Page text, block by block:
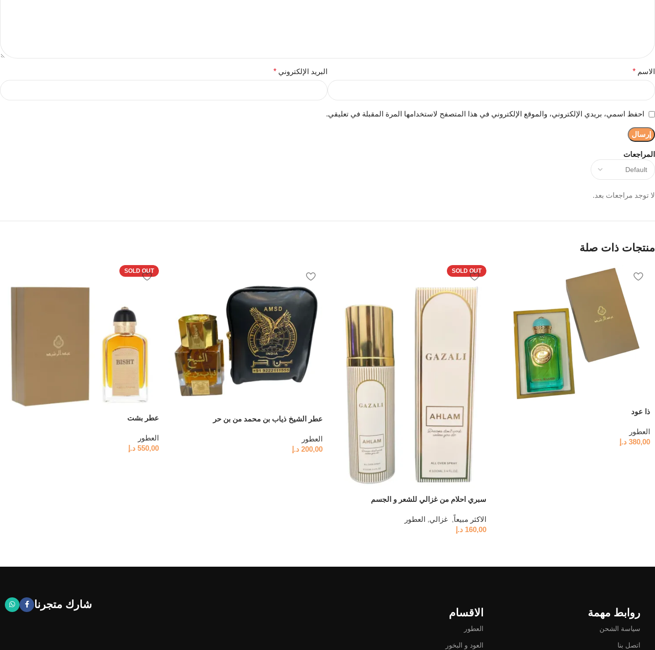
المراجعات
لا توجد مراجعات بعد.
الاسم * البريد الإلكتروني *
احفظ اسمي، بريدي الإلكتروني، والموقع الإلكتروني في هذا المتصفح لاستخدامها المرة المقبلة في تعليقي.
منتجات ذات صلة
ذا عود
العطور
380,00 د.إ
SOLD OUT
سبري احلام من غزالي للشعر و الجسم
الاكثر مبيعاً,
, العطور
160,00 د.إ
عطر الشيخ ذياب بن محمد من بن حر
العطور
200,00 د.إ
SOLD OUT
عطر بشت
العطور
550,00 د.إ
روابط مهمة
سياسة الشحن
اتصل بنا
الاقسام
العطور
العود و البخور
شارك متجرنا